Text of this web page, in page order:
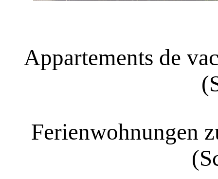
Appartements de
Ferienwohnungen